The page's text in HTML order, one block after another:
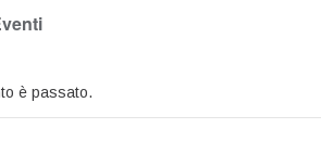
è passato.